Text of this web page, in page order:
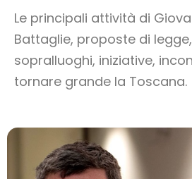
Le principali attività di
Battaglie, proposte di
sopralluoghi, iniziative,
tornare grande la Toscana.